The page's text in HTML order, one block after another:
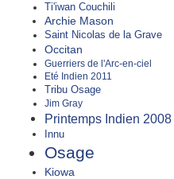
Ti'iwan Couchili
Archie Mason
Saint Nicolas de la Grave
Occitan
Guerriers de l'Arc-en-ciel
Eté Indien 2011
Tribu Osage
Jim Gray
Printemps Indien 2008
Innu
Osage
Kiowa